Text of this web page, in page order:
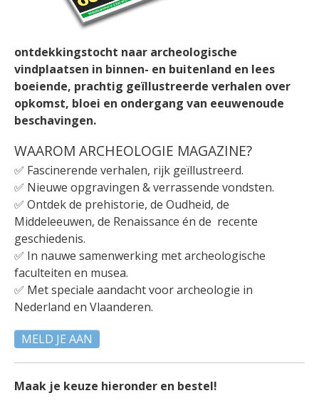
ontdekkingstocht naar archeologische
vindplaatsen in binnen- en buitenland en lees
boeiende, prachtig geïllustreerde verhalen over
opkomst, bloei en ondergang van eeuwenoude
beschavingen.
WAAROM ARCHEOLOGIE MAGAZINE?
✅ Fascinerende verhalen, rijk geïllustreerd.
✅ Nieuwe opgravingen & verrassende vondsten.
✅ Ontdek de prehistorie, de Oudheid, de
Middeleeuwen, de Renaissance én de recente
geschiedenis.
✅ In nauwe samenwerking met archeologische
faculteiten en musea.
✅ Met speciale aandacht voor archeologie in
Nederland en Vlaanderen.
MELD JE AAN
Maak je keuze hieronder en bestel!